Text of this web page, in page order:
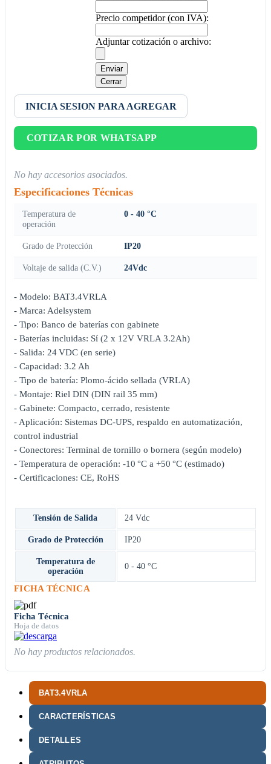
BAT3.4VRLA
CARACTERÍSTICAS
DETALLES
Precio competidor (con IVA):
Adjuntar cotización o archivo:
Enviar
Cerrar
INICIA SESION PARA AGREGAR
COTIZAR POR WHATSAPP
No hay accesorios asociados.
Especificaciones Técnicas
Temperatura de
operación
0 - 40 °C
Grado de Protección IP20
Voltaje de salida (C.V.) 24Vdc
- Modelo: BAT3.4VRLA
- Marca: Adelsystem
- Tipo: Banco de baterías con gabinete
- Baterías incluidas: Sí (2 x 12V VRLA 3.2Ah)
- Salida: 24 VDC (en serie)
- Capacidad: 3.2 Ah
- Tipo de batería: Plomo-ácido sellada (VRLA)
- Montaje: Riel DIN (DIN rail 35 mm)
- Gabinete: Compacto, cerrado, resistente
- Aplicación: Sistemas DC-UPS, respaldo en automatización,
control industrial
- Conectores: Terminal de tornillo o bornera (según modelo)
- Temperatura de operación: -10 °C a +50 °C (estimado)
- Certificaciones: CE, RoHS
Tensión de Salida 24 Vdc
Grado de Protección IP20
Temperatura de
operación
0 - 40 °C
FICHA TÉCNICA
Ficha Técnica
Hoja de datos
No hay productos relacionados.